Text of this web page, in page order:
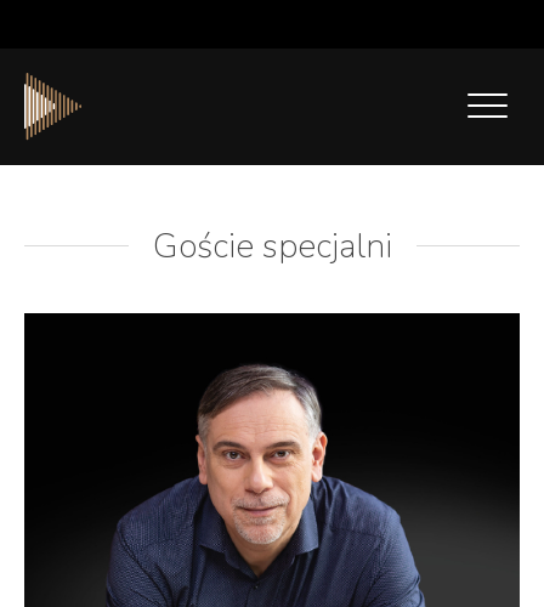
Goście specjalni